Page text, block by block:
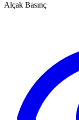
Alçak Basınç